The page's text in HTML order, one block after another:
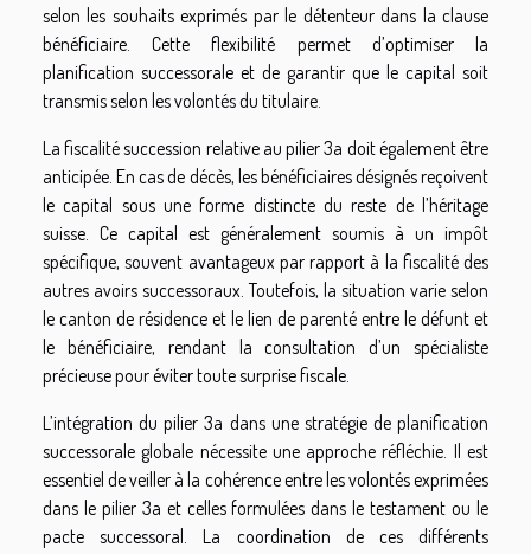
selon les souhaits exprimés par le détenteur dans la clause
bénéficiaire. Cette flexibilité permet d’optimiser la
planification successorale et de garantir que le capital soit
transmis selon les volontés du titulaire.
La fiscalité succession relative au pilier 3a doit également être
anticipée. En cas de décès, les bénéficiaires désignés reçoivent
le capital sous une forme distincte du reste de l’héritage
suisse. Ce capital est généralement soumis à un impôt
spécifique, souvent avantageux par rapport à la fiscalité des
autres avoirs successoraux. Toutefois, la situation varie selon
le canton de résidence et le lien de parenté entre le défunt et
le bénéficiaire, rendant la consultation d’un spécialiste
précieuse pour éviter toute surprise fiscale.
L’intégration du pilier 3a dans une stratégie de planification
successorale globale nécessite une approche réfléchie. Il est
essentiel de veiller à la cohérence entre les volontés exprimées
dans le pilier 3a et celles formulées dans le testament ou le
pacte successoral. La coordination de ces différents